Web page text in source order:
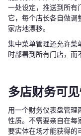
一处设定，推送到所
它，每个店长各自做调
家店地漂移。
集中菜单管理还允许
时部署到所有门店，而
多店财务可
用一个财务仪表盘管理
性质。不需要亲自在每
要实体在场才能获得的